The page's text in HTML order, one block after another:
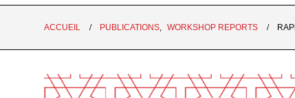
ACCUEIL PUBLICATIONS WORKSHOP REPORTS